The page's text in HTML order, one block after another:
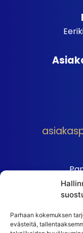
Parhaan kokemuksen
evästeitä,